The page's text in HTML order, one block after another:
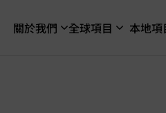
關於我們 全球項目 本地項